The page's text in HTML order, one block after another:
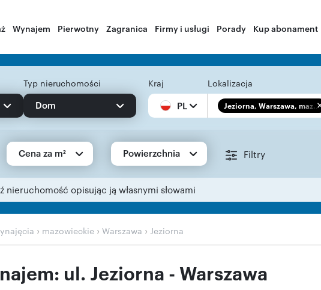
Wynajem Pierwotny Zagranica Firmy i usługi Porady Kup abonament
Typ nieruchomości
Dom
Kraj
PL
Lokalizacja
Jeziorna, Warszawa, maz...
Cena za m² Powierzchnia Filtry
nieruchomość opisując ją własnymi słowami
› mazowieckie › Warszawa › Jeziorna
ul. Jeziorna - Warszawa